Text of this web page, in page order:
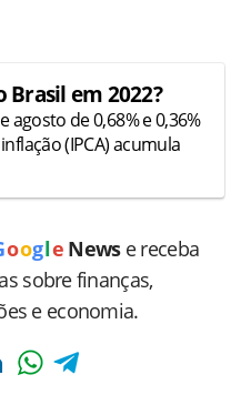
Brasil em 2022?
agosto de 0,68% e 0,36%
(IPCA) acumula
oog le News e receba
sobre finanças,
e economia.